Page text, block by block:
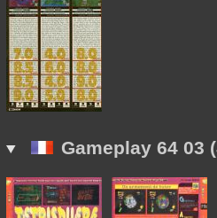
Gameplay 64 03